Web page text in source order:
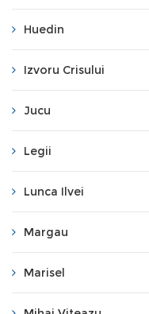
Huedin
Izvoru Crisului
Jucu
Legii
Lunca Ilvei
Margau
Marisel